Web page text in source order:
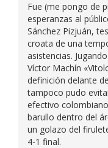
Fue (me pongo de
esperanzas al
Sánchez Pizjuán,
croata de una
asistencias.
Víctor Machín
definición delante
tampoco pudo
efectivo
barullo dentro del
un golazo del
4-1 final.